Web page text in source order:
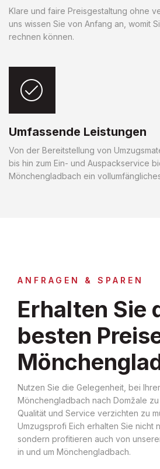
Klare und faire Preisgestaltung ohne
uns wissen Sie von Anfang an, womit
rechnen können.
Umfassende Leistungen
Von der Bereitstellung von
bis hin zum Ein- und Auspackservice
Mönchengladbach ein
ANFRAGEN & SPAREN
Erhalten Sie
besten
Nutzen Sie die Gelegenheit, bei
Mönchengladbach nach Domžale
Qualität und Service verzichten zu
Umzugsprofi Eich erhalten Sie nicht
sondern profitieren auch von
in und um Mönchengladbach.